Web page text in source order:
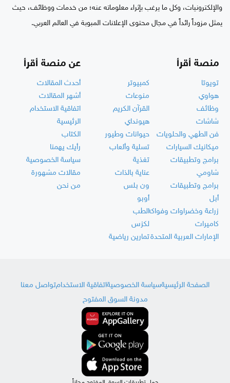
والإلكترونيات، وكل ما يرغب بإثراء معلوماته عنه؛ من خدمات ووظائف، حيث
يمثل مزوداً رائداً في مجال محتوى الإعلانات المبوبة في العالم العربي.
منصة أقرأ
تويوتا
كمبيوتر
هواوي
منوعات
وظائف
القرآن الكريم
شاشات
هيونداي
فن الطهي والحلويات
حيوانات وطيور
ميكانيك السيارات
تسلية وألعاب
برامج وتطبيقات
تغذية
شاومي
عناية بالذات
برامج وتطبيقات
ون بلس
أبل
أوبو
زراعة وخضراوات وفواكهالطب
كاميرات
لكزس
الإمارات العربية المتحدةتمارين رياضية
عن منصة أقرأ
أحدث المقالات
أشهر المقالات
اتفاقية الاستخدام
الرئيسية
الكتاب
رأيك يهمنا
سياسة الخصوصية
مقالات مشهورة
من نحن
الصفحة الرئيسيةسياسة الخصوصيةاتفاقية الاستخدامتواصل معنا
مدونة السوق المفتوح